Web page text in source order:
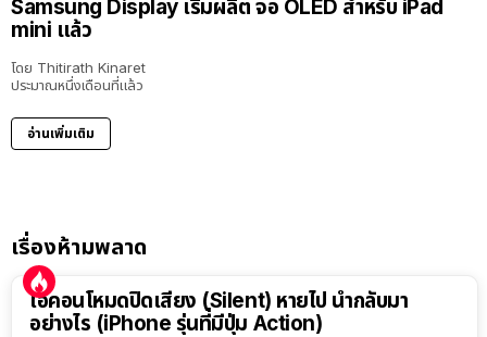
Samsung Display เริ่มผลิต จอ OLED สำหรับ iPad
mini แล้ว
โดย Thitirath Kinaret
ประมาณหนึ่งเดือนที่แล้ว
อ่านเพิ่มเติม
เรื่องห้ามพลาด
ไอคอนโหมดปิดเสียง (Silent) หายไป นำกลับมา
อย่างไร (iPhone รุ่นที่มีปุ่ม Action)